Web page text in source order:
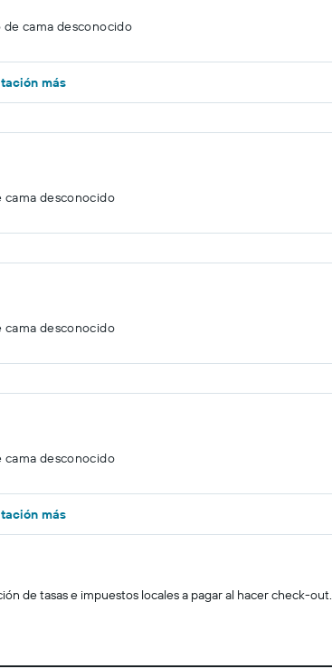
cama desconocido
más
desconocido
desconocido
desconocido
más
de tasas e impuestos locales a pagar al hacer check-out.